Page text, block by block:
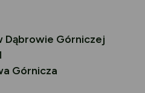
Dąbrowie Górniczej
Górnicza